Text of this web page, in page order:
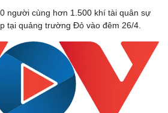
người cùng hơn 1.500 khí tài quân sự
tại quảng trường Đỏ vào đêm 26/4.